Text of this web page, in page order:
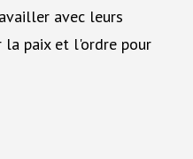
avec leurs
la paix et l'ordre pour